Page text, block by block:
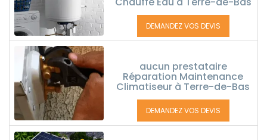
DEMANDEZ VOS DEVIS
aucun prestataire
Réparation Maintenance
Climatiseur à Terre-de-Bas
DEMANDEZ VOS DEVIS